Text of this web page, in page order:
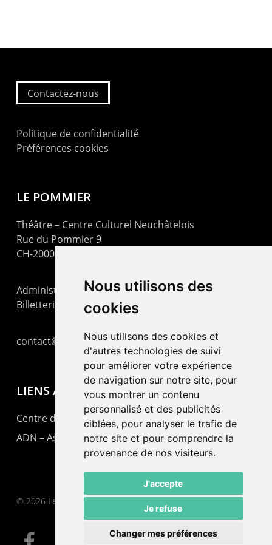
Nous utilisons des
cookies
Nous utilisons des cookies et
d'autres technologies de suivi
pour améliorer votre expérience
de navigation sur notre site, pour
vous montrer un contenu
personnalisé et des publicités
ciblées, pour analyser le trafic de
notre site et pour comprendre la
provenance de nos visiteurs.
J'accepte
Je refuse
Changer mes préférences
Contactez-nous
Politique de confidentialité
Préférences cookies
LE POMMIER
Théâtre – Centre Culturel Neuchâtelois
Rue du Pommier 9
CH-2000 Neuchâtel
Administration : +41 32 725 03 03
Billetterie : +41 32 725 05 05
contact@lepommier.ch
LIENS AMIS
Centre de culture ABC
ADN – Association Danse Neuchâtel
© 2026 Le Pommier.
facebook email